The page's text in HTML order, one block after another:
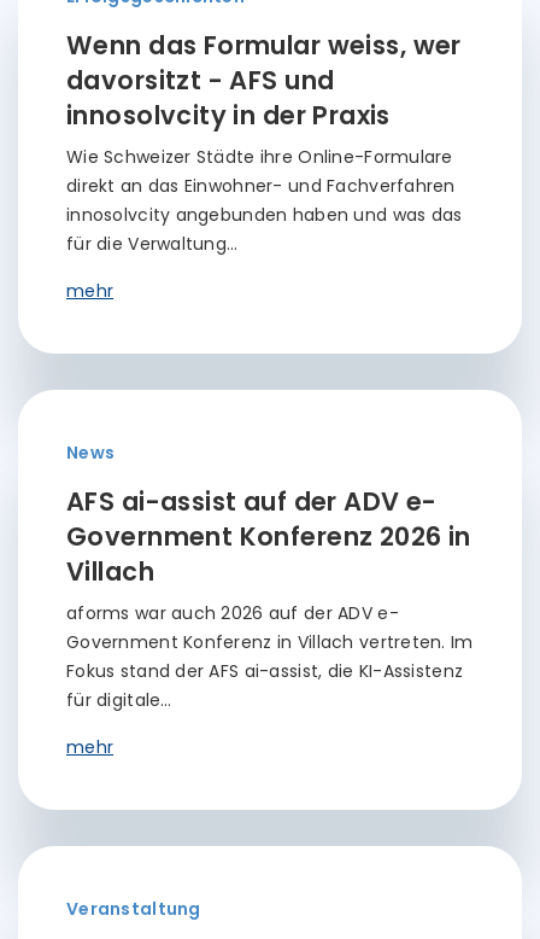
Wenn das Formular weiss, wer
davorsitzt - AFS und
innosolvcity in der Praxis
Wie Schweizer Städte ihre Online-Formulare
direkt an das Einwohner- und Fachverfahren
innosolvcity angebunden haben und was das
für die Verwaltung…
mehr
News
AFS ai-assist auf der ADV e-
Government Konferenz 2026 in
Villach
aforms war auch 2026 auf der ADV e-
Government Konferenz in Villach vertreten. Im
Fokus stand der AFS ai-assist, die KI-Assistenz
für digitale…
mehr
Veranstaltung